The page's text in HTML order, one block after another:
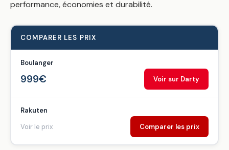
performance, économies et durabilité.
COMPARER LES PRIX
Boulanger
999€ Voir sur Darty
Rakuten
Voir le prix
Comparer les prix